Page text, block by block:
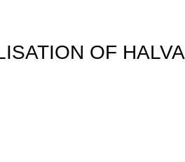
OF HALVA